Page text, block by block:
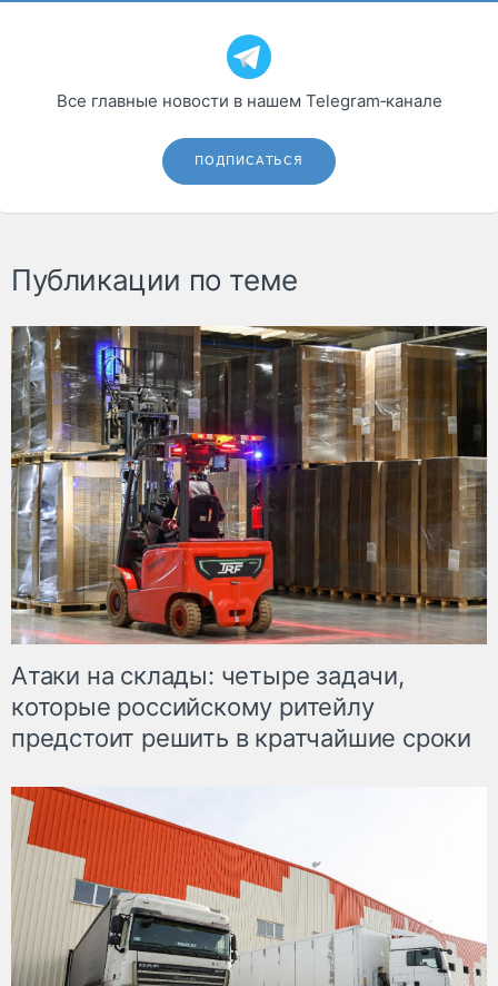
Все главные новости в нашем Telegram‑канале
ПОДПИСАТЬСЯ
Публикации по теме
Атаки на склады: четыре задачи,
которые российскому ритейлу
предстоит решить в кратчайшие сроки